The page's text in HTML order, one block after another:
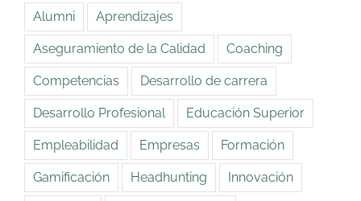
Alumni Aprendizajes
Aseguramiento de la Calidad Coaching
Competencias Desarrollo de carrera
Desarrollo Profesional Educación Superior
Empleabilidad Empresas Formación
Gamificación Headhunting Innovación